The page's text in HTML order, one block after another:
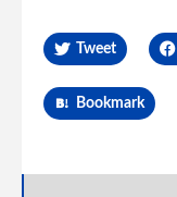
Tweet
Bookmark